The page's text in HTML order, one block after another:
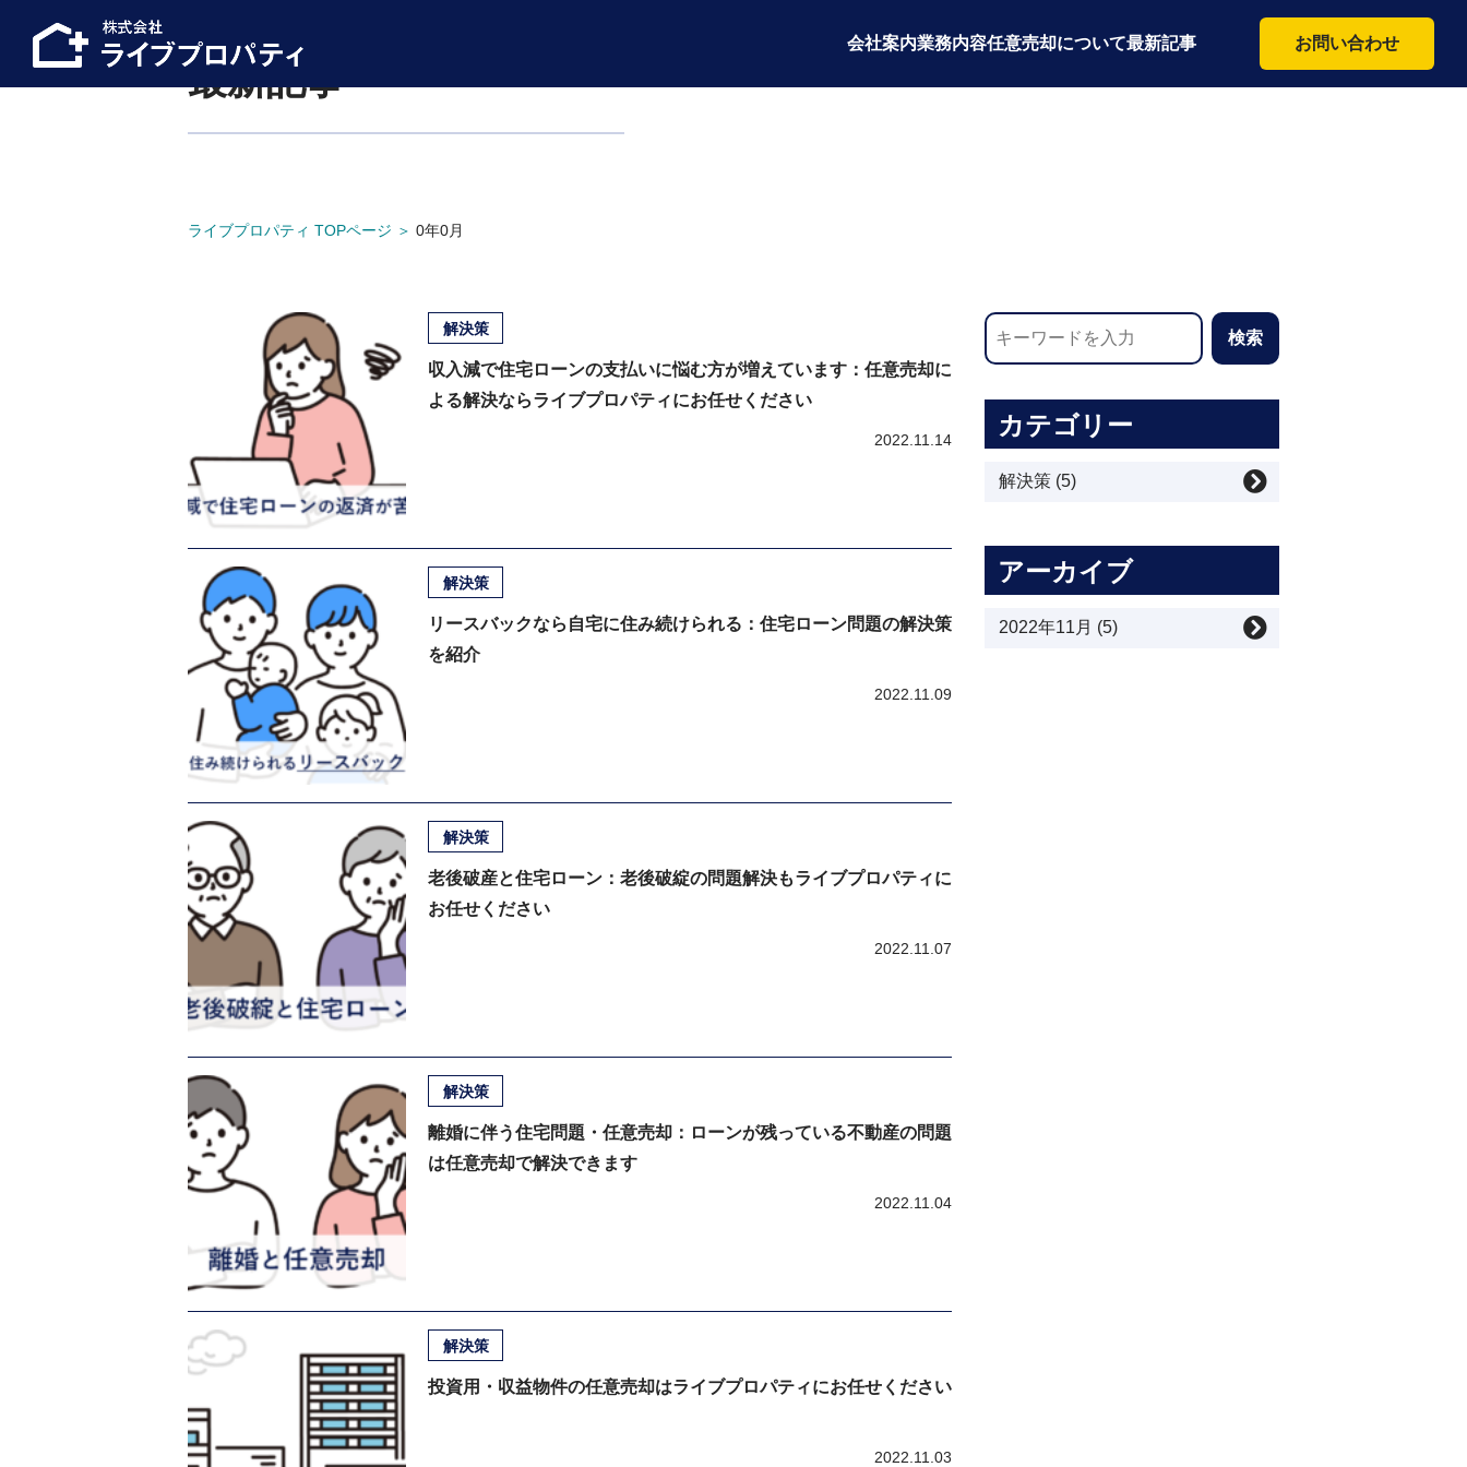
会社案内業務内容任意売却について最新記事 お問い合わせ
最新記事
ライブプロパティ TOPページ ＞ 0年0月
解決策
収入減で住宅ローンの支払いに悩む方が増えています：任意売却に
よる解決ならライブプロパティにお任せください
2022.11.14
解決策
リースバックなら自宅に住み続けられる：住宅ローン問題の解決策
を紹介
2022.11.09
解決策
老後破産と住宅ローン：老後破綻の問題解決もライブプロパティに
お任せください
2022.11.07
解決策
離婚に伴う住宅問題・任意売却：ローンが残っている不動産の問題
は任意売却で解決できます
2022.11.04
解決策
投資用・収益物件の任意売却はライブプロパティにお任せください
2022.11.03
カテゴリー
解決策 (5)
アーカイブ
2022年11月 (5)